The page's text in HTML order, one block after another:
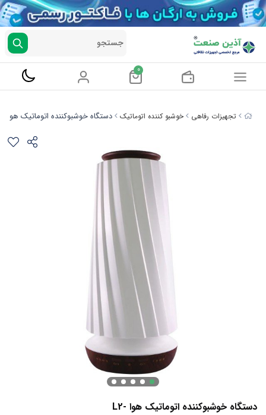
تجهیزات رفاهی خوشبو کننده اتوماتیک دستگاه خوشبوکننده اتوماتیک هوا -L2
دستگاه خوشبوکننده اتوماتیک هوا -L2
جستجو
0